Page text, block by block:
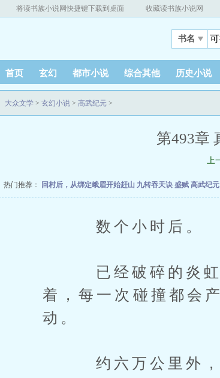
将读书族小说网快捷键下载到桌面 收藏读书族小说网
书名
首页 玄幻 都市小说 综合其他 历史小说
大众文学 > 玄幻小说 > 高武纪元 >
第493章
上
热门推荐： 回村后，从绑定峨眉开始赶山 九转吞天诀 盛赋 高武纪元
数个小时后。
已经破碎的炎虹星
着，每一次碰撞都会
动。
约六万公里外，这